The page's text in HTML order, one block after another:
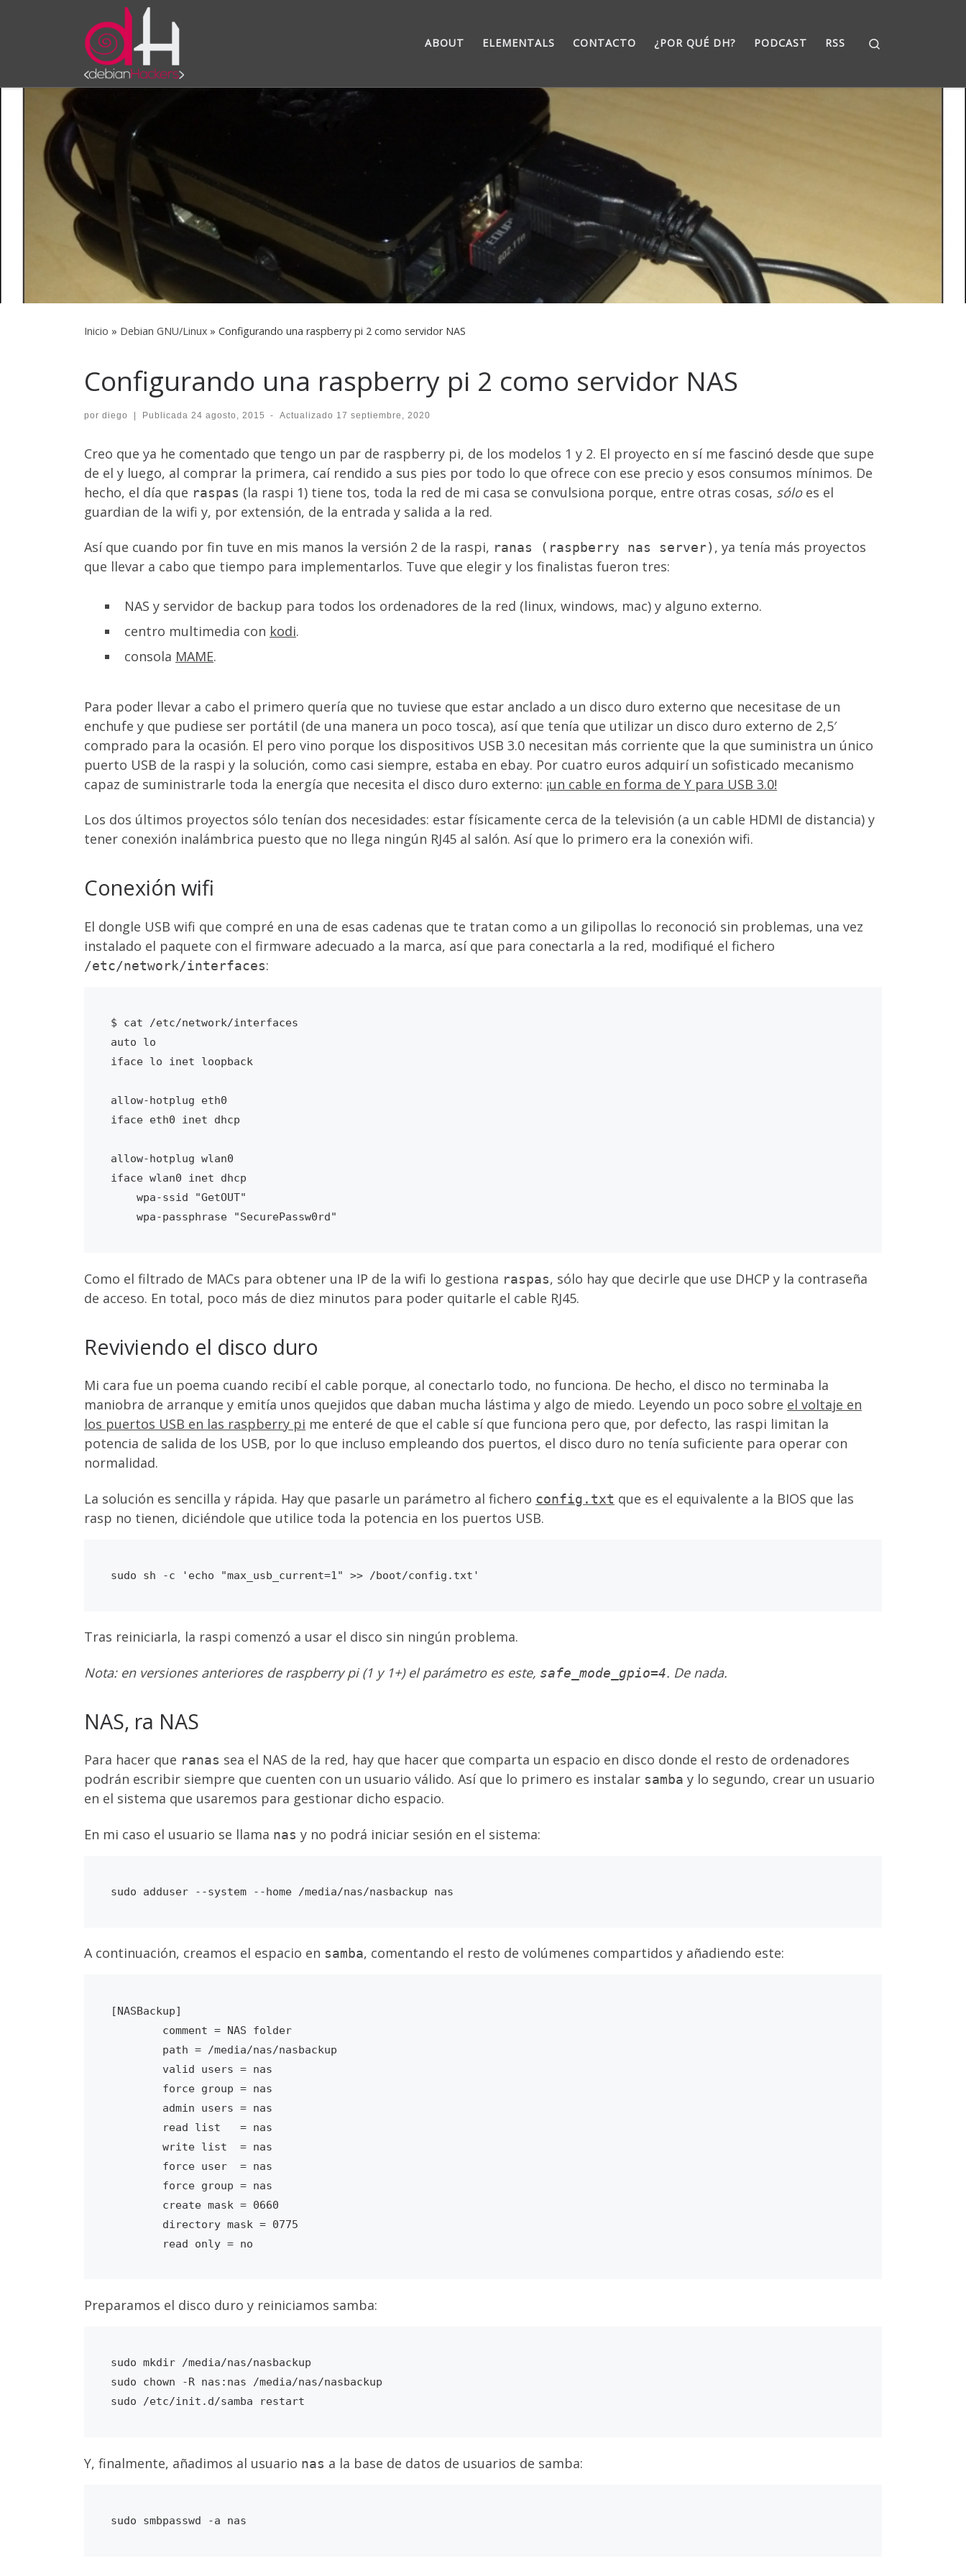
Saltar al contenido
ABOUT ELEMENTALS CONTACTO ¿POR QUÉ DH? PODCAST RSS
Inicio » Debian GNU/Linux » Configurando una raspberry pi 2 como servidor NAS
Configurando una raspberry pi 2 como servidor NAS
por diego Publicada 24 agosto, 2015 - Actualizado 17 septiembre, 2020
Creo que ya he comentado que tengo un par de raspberry pi, de los modelos 1 y 2. El proyecto en sí me fascinó desde que supe
de el y luego, al comprar la primera, caí rendido a sus pies por todo lo que ofrece con ese precio y esos consumos mínimos. De
hecho, el día que raspas (la raspi 1) tiene tos, toda la red de mi casa se convulsiona porque, entre otras cosas, sóloes el
guardian de la wifi y, por extensión, de la entrada y salida a la red.
Así que cuando por fin tuve en mis manos la versión 2 de la raspi, ranas (raspberry nas server) , ya tenía más proyectos
que llevar a cabo que tiempo para implementarlos. Tuve que elegir y los finalistas fueron tres:
NAS y servidor de backup para todos los ordenadores de la red (linux, windows, mac) y alguno externo.
centro multimedia con kodi.
consola MAME.
Para poder llevar a cabo el primero quería que no tuviese que estar anclado a un disco duro externo que necesitase de un
enchufe y que pudiese ser portátil (de una manera un poco tosca), así que tenía que utilizar un disco duro externo de 2,5′
comprado para la ocasión. El pero vino porque los dispositivos USB 3.0 necesitan más corriente que la que suministra un único
puerto USB de la raspi y la solución, como casi siempre, estaba en ebay. Por cuatro euros adquirí un sofisticado mecanismo
capaz de suministrarle toda la energía que necesita el disco duro externo: ¡un cable en forma de Y para USB 3.0!
Los dos últimos proyectos sólo tenían dos necesidades: estar físicamente cerca de la televisión (a un cable HDMI de distancia) y
tener conexión inalámbrica puesto que no llega ningún RJ45 al salón. Así que lo primero era la conexión wifi.
Conexión wifi
El dongle USB wifi que compré en una de esas cadenas que te tratan como a un gilipollas lo reconoció sin problemas, una vez
instalado el paquete con el firmware adecuado a la marca, así que para conectarla a la red, modifiqué el fichero
/etc/network/interfaces:
$ cat /etc/network/interfaces
auto lo
iface lo inet loopback
allow-hotplug eth0
iface eth0 inet dhcp
allow-hotplug wlan0
iface wlan0 inet dhcp
Como el filtrado de MACs para obtener una IP de la wifi lo gestiona raspas, sólo hay que decirle que use DHCP y la contraseña
de acceso. En total, poco más de diez minutos para poder quitarle el cable RJ45.
Reviviendo el disco duro
Mi cara fue un poema cuando recibí el cable porque, al conectarlo todo, no funciona. De hecho, el disco no terminaba la
maniobra de arranque y emitía unos quejidos que daban mucha lástima y algo de miedo. Leyendo un poco sobre el voltaje en
los puertos USB en las raspberry pi me enteré de que el cable sí que funciona pero que, por defecto, las raspi limitan la
potencia de salida de los USB, por lo que incluso empleando dos puertos, el disco duro no tenía suficiente para operar con
normalidad.
La solución es sencilla y rápida. Hay que pasarle un parámetro al fichero config.txt que es el equivalente a la BIOS que las
rasp no tienen, diciéndole que utilice toda la potencia en los puertos USB.
Tras reiniciarla, la raspi comenzó a usar el disco sin ningún problema.
Nota: en versiones anteriores de raspberry pi (1 y 1+) el parámetro es este, safe_mode_gpio=4. De nada.
NAS, ra NAS
Para hacer que ranas sea el NAS de la red, hay que hacer que comparta un espacio en disco donde el resto de ordenadores
podrán escribir siempre que cuenten con un usuario válido. Así que lo primero es instalar samba y lo segundo, crear un usuario
en el sistema que usaremos para gestionar dicho espacio.
En mi caso el usuario se llama nas y no podrá iniciar sesión en el sistema:
A continuación, creamos el espacio en samba, comentando el resto de volúmenes compartidos y añadiendo este:
[NASBackup]
Preparamos el disco duro y reiniciamos samba:
sudo mkdir /media/nas/nasbackup
sudo chown -R nas:nas /media/nas/nasbackup
Y, finalmente, añadimos al usuario nas a la base de datos de usuarios de samba: